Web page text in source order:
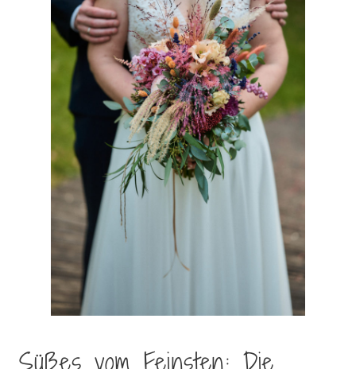
Süßes vom Feinsten: Die